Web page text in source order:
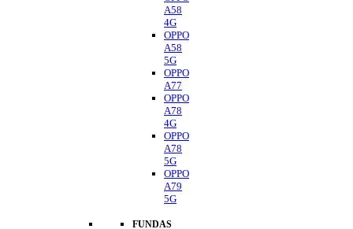
A58
4G
OPPO
A58
5G
OPPO
A77
OPPO
A78
4G
OPPO
A78
5G
OPPO
A79
5G
FUNDAS